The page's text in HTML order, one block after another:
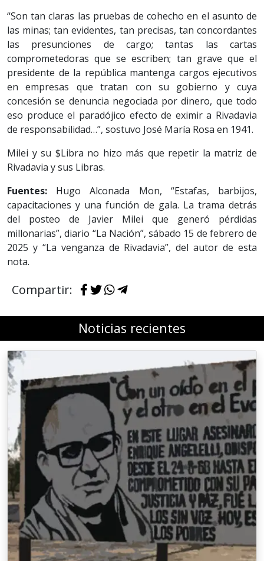
“Son tan claras las pruebas de cohecho en el asunto de
las minas; tan evidentes, tan precisas, tan concordantes
las presunciones de cargo; tantas las cartas
comprometedoras que se escriben; tan grave que el
presidente de la república mantenga cargos ejecutivos
en empresas que tratan con su gobierno y cuya
concesión se denuncia negociada por dinero, que todo
eso produce el paradójico efecto de eximir a Rivadavia
de responsabilidad…”, sostuvo José María Rosa en 1941.
Milei y su $Libra no hizo más que repetir la matriz de
Rivadavia y sus Libras.
Fuentes: Hugo Alconada Mon, “Estafas, barbijos,
capacitaciones y una función de gala. La trama detrás
del posteo de Javier Milei que generó pérdidas
millonarias”, diario “La Nación”, sábado 15 de febrero de
2025 y “La venganza de Rivadavia”, del autor de esta
nota.
Compartir:
Noticias recientes